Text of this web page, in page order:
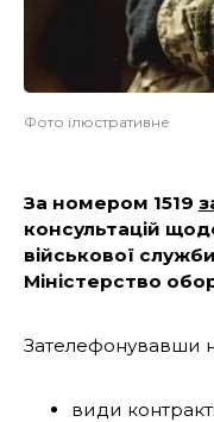
Фото ілюстративне
За номером 1519
консультацій
військової
Міністерство
Зателефонувавши
види